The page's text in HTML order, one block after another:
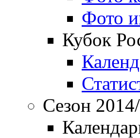
Фото
Кубок
Сезон